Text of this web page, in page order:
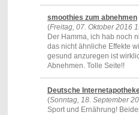
smoothies zum abnehmen
(Freitag, 07. Oktober 2016
Der Hamma, ich hab noch
das nicht ähnliche Effekte
gesund anzuregen ist
Abnehmen. Tolle Seite!!
Deutsche
(Sonntag, 18. September
Sport und Ernährung!